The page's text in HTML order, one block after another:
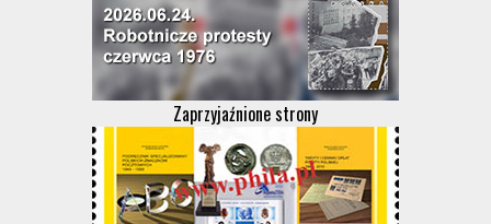
Zaprzyjaźnione strony